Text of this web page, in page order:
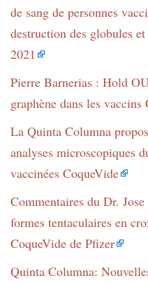
de sang de personnes
destruction des globules
2021
Pierre Barnerias : Hold
graphène dans les vaccins
La Quinta Columna
analyses microscopiques
vaccinées CoqueVide
Commentaires du Dr.
formes tentaculaires en
CoqueVide de Pfizer
Quinta Columna: